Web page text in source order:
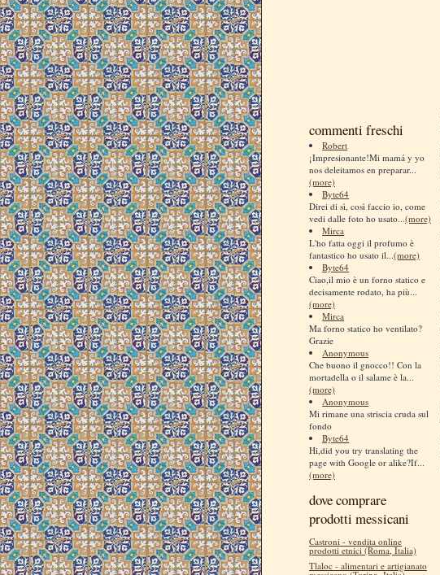
commenti freschi
Robert
¡Impresionante!Mi mamá y yo
nos deleitamos en preparar...
(more)
Byte64
Direi di sì, così faccio io, come
vedi dalle foto ho usato...(more)
Mirca
L'ho fatta oggi il profumo è
fantastico ho usato il...(more)
Byte64
Ciao,il mio è un forno statico e
decisamente rodato, ha più...
(more)
Mirca
Ma forno statico ho ventilato?
Grazie
Anonymous
Che buono il gnocco!! Con la
mortadella o il salame è la...
(more)
Anonymous
Mi rimane una striscia cruda sul
fondo
Byte64
Hi,did you try translating the
page with Google or alike?If...
(more)
dove comprare
prodotti messicani
Castroni - vendita online
prodotti etnici (Roma, Italia)
Tlaloc - alimentari e artigianato